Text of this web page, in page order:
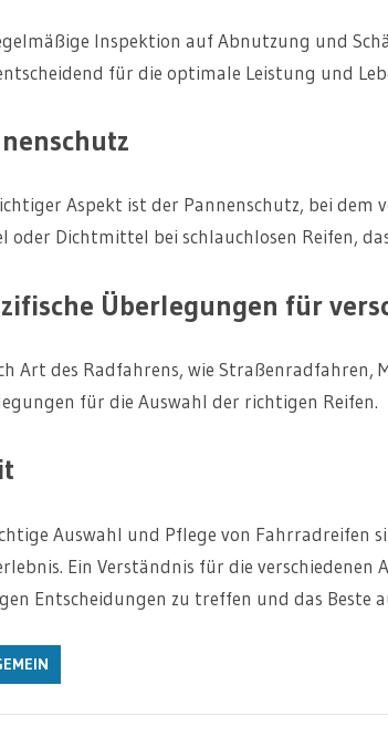
Inspektion auf Abnutzung und
für die optimale Leistung und
Aspekt ist der Pannenschutz, bei dem
oder Dichtmittel bei schlauchlosen Reifen,
Überlegungen für
Art des Radfahrens, wie Straßenradfahren,
für die Auswahl der richtigen Reifen.
Auswahl und Pflege von Fahrradreifen
Ein Verständnis für die
Entscheidungen zu treffen und das Beste